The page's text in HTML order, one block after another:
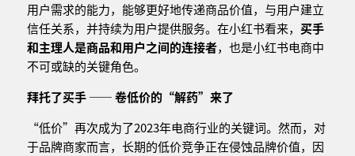
用户需求的能力，能够更好地传递商品价值，与用户建立
信任关系，并持续为用户提供服务。在小红书看来， 买手
和主理人是商品和用户之间的连接者，也是小红书电商中
不可或缺的关键角色。
拜托了买手 —— 卷低价的“解药”来了
“低价”再次成为了2023年电商行业的关键词。然而，对
于品牌商家而言，长期的低价竞争正在侵蚀品牌价值，因